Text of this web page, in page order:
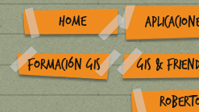
HOME
FORMACIÓN GIS GIS &